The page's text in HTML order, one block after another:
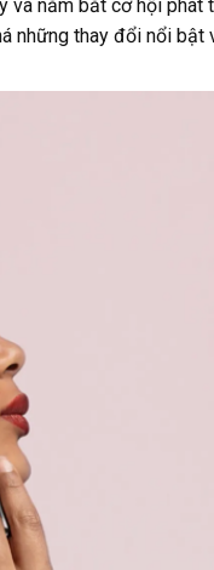
và nắm bắt cơ hội
những thay đổi nổi